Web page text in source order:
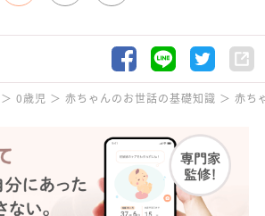
0歳児 赤ちゃんのお世話の基礎知識 赤ち